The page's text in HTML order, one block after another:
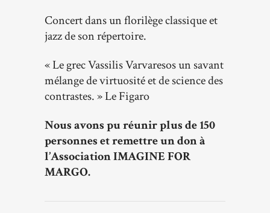
Concert dans un florilège classique et
jazz de son répertoire.
« Le grec Vassilis Varvaresos un savant
mélange de virtuosité et de science des
contrastes. » Le Figaro
Nous avons pu réunir plus de 150
personnes et remettre un don à
l’Association IMAGINE FOR
MARGO.